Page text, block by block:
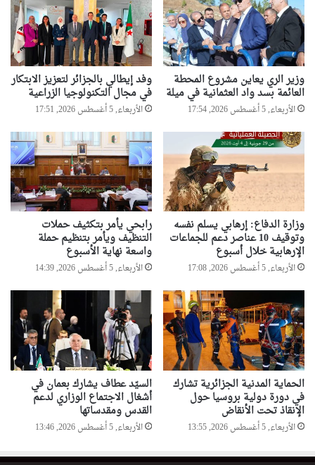
ل
ي
ا
ل
ا
ف
ت
ت
ا
ح
و
ا
ل
ا
خ
ت
ت
ا
م
وزير الري يعاين مشروع المحطة
العائمة بسد واد العثمانية في ميلة
الأربعاء, 5 أغسطس 2026, 17:54
وفد إيطالي بالجزائر لتعزيز الابتكار
في مجال التكنولوجيا الزراعية
الأربعاء, 5 أغسطس 2026, 17:51
وزارة الدفاع: إرهابي يسلم نفسه
وتوقيف 10 عناصر دعم للجماعات
الإرهابية خلال أسبوع
الأربعاء, 5 أغسطس 2026, 17:08
رابحي يأمر بتكثيف حملات
التنظيف ويأمر بتنظيم حملة
واسعة نهاية الأسبوع
الأربعاء, 5 أغسطس 2026, 14:39
الحماية المدنية الجزائرية تشارك
في دورة دولية بروسيا حول
الإنقاذ تحت الأنقاض
الأربعاء, 5 أغسطس 2026, 13:55
السيّد عطاف يشارك بعمان في
أشغال الاجتماع الوزاري لدعم
القدس ومقدساتها
الأربعاء, 5 أغسطس 2026, 13:46